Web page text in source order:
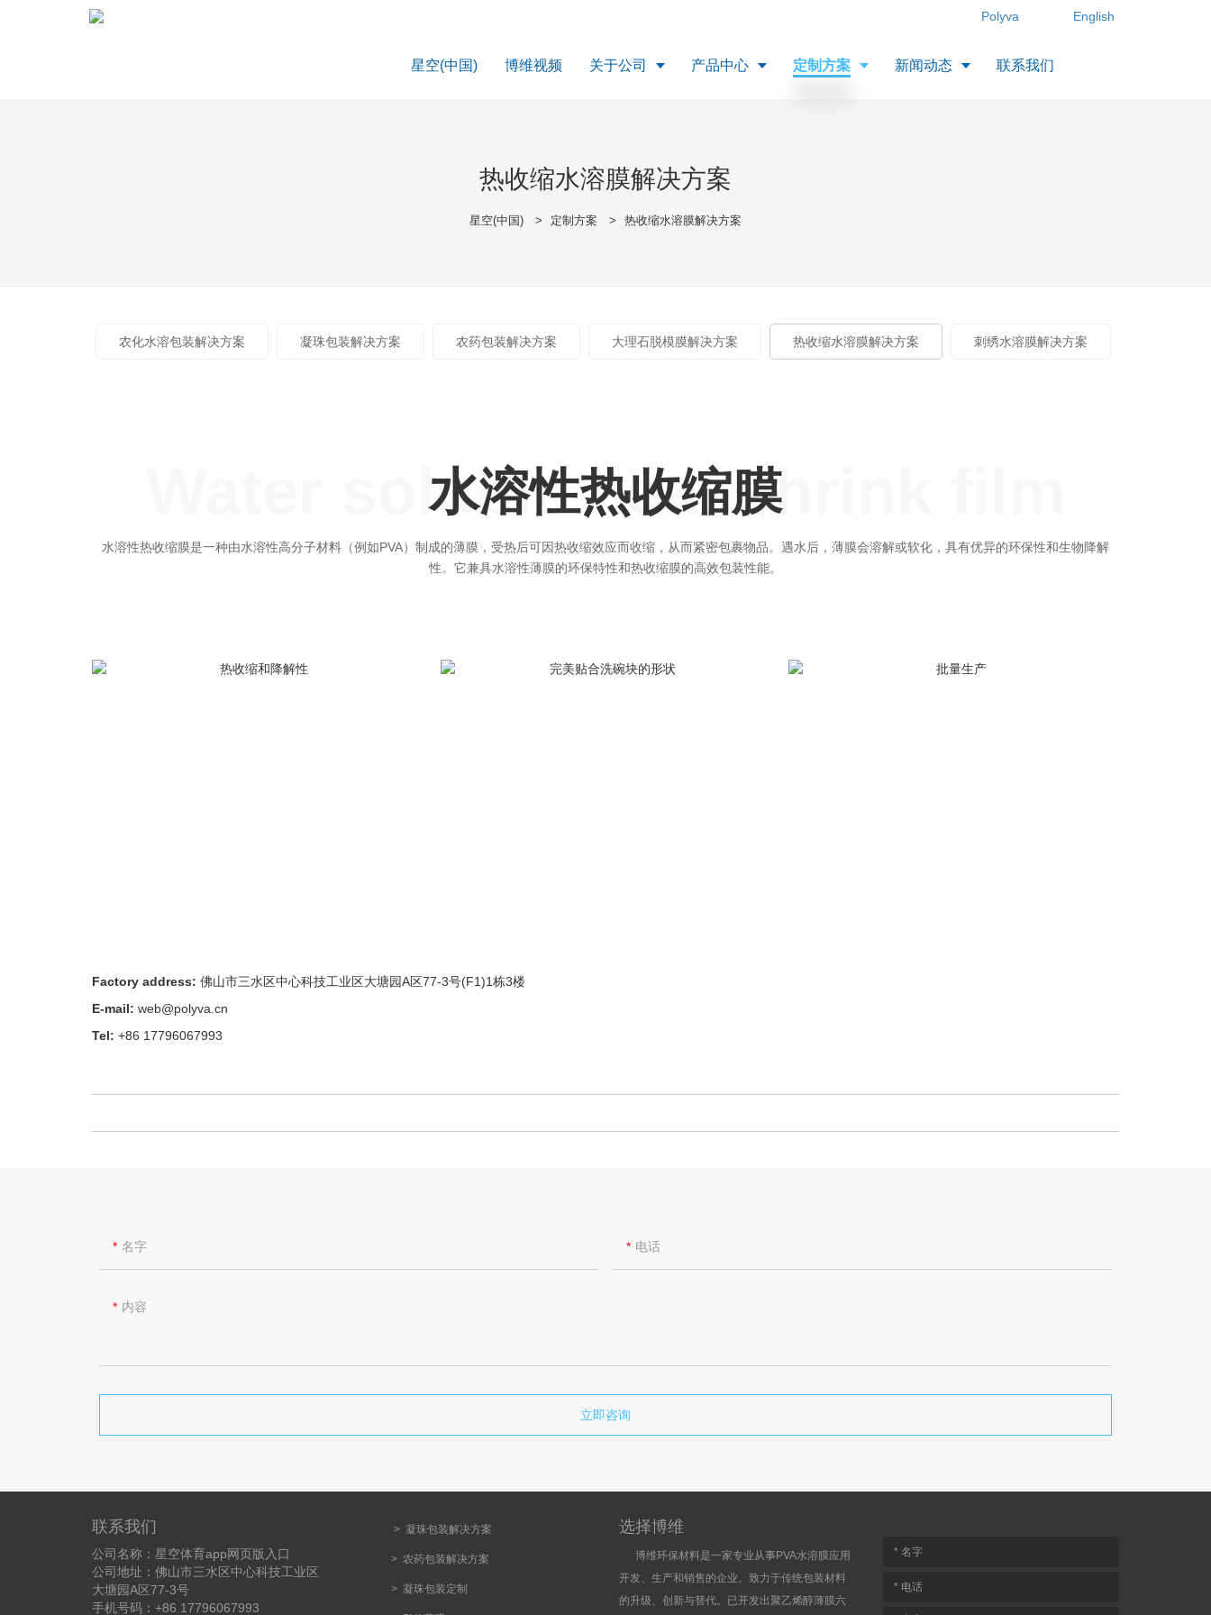
Polyva English
星空(中国) 博维视频 关于公司 产品中心 定制方案 新闻动态 联系我们
热收缩水溶膜解决方案
星空(中国) > 定制方案 > 热收缩水溶膜解决方案
农化水溶包装解决方案 凝珠包装解决方案 农药包装解决方案 大理石脱模膜解决方案 热收缩水溶膜解决方案 刺绣水溶膜解决方案
Water soluble heat shrink film
水溶性热收缩膜
水溶性热收缩膜是一种由水溶性高分子材料（例如PVA）制成的薄膜，受热后可因热收缩效应而收缩，从而紧密包裹物品。遇水后，薄膜会溶解或软化，具有优异的环保性和生物降解
性。它兼具​​水溶性薄膜的环保特性和热收缩膜的高效包装性能。
Factory address: 佛山市三水区中心科技工业区大塘园A区77-3号(F1)1栋3楼
E-mail: web@polyva.cn
Tel: +86 17796067993
名字 电话
内容
立即咨询
联系我们
公司名称：星空体育app网页版入口
公司地址：佛山市三水区中心科技工业区
大塘园A区77-3号
手机号码：+86 17796067993
> 凝珠包装解决方案
>农药包装解决方案
> 凝珠包装定制
选择博维
博维环保材料是一家专业从事PVA水溶膜应用
开发、生产和销售的企业。致力于传统包装材料
的升级、创新与替代。已开发出聚乙烯醇薄膜六